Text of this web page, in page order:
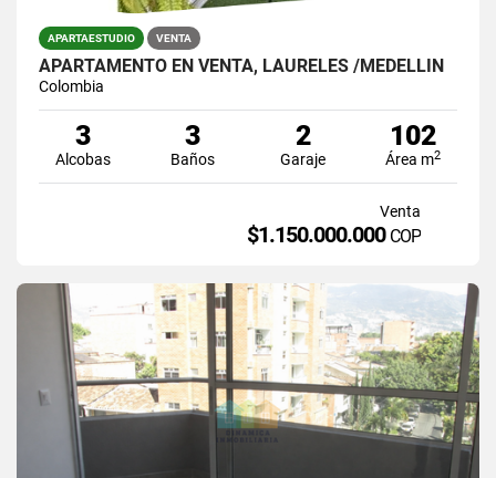
APARTAESTUDIO VENTA
APARTAMENTO EN VENTA, LAURELES /MEDELLÍN
Colombia
3
Alcobas
3
Baños
2
Garaje
102
Área m2
Venta
$1.150.000.000 COP